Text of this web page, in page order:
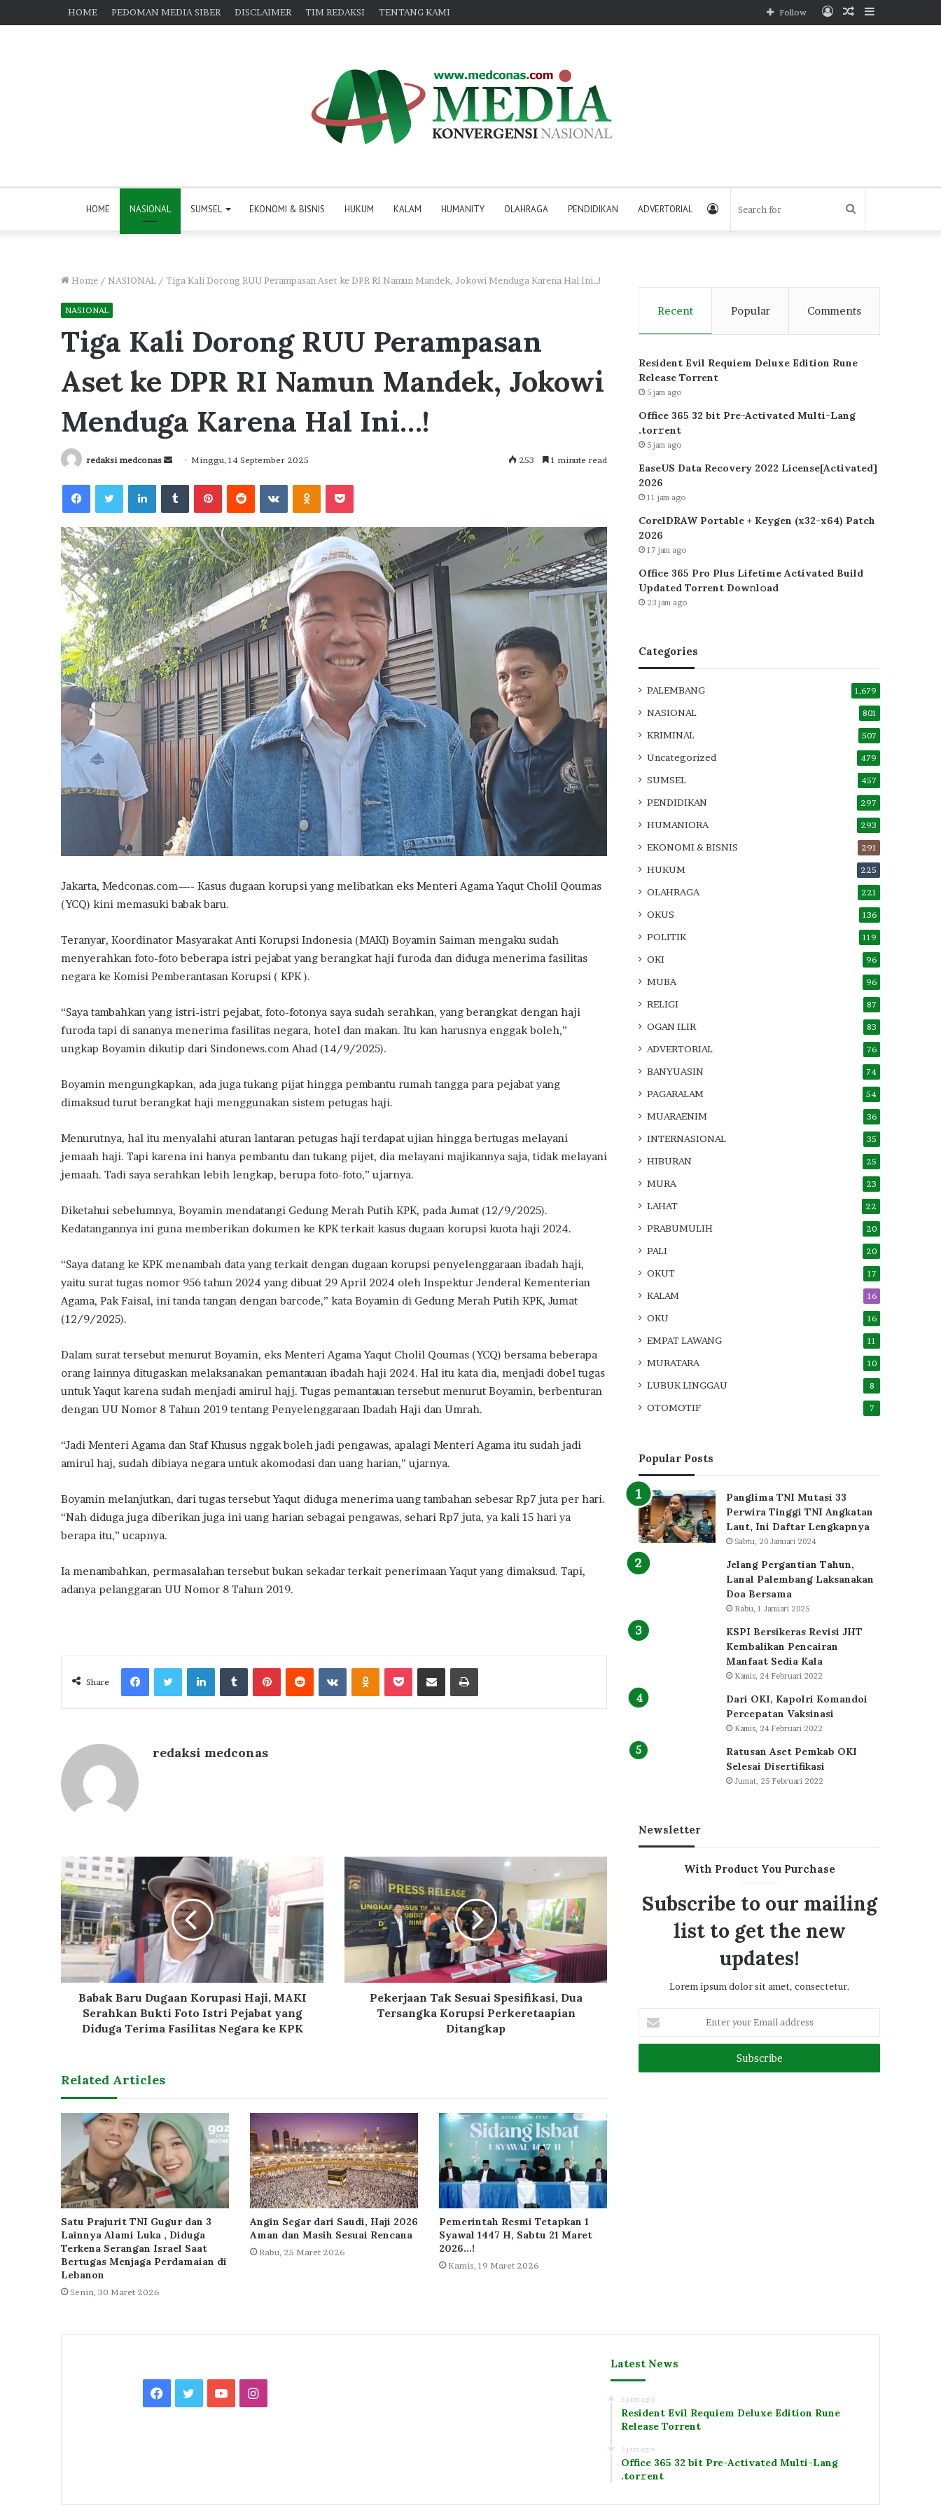
HOME PEDOMAN MEDIA SIBER DISCLAIMER TIM REDAKSI TENTANG KAMI Sidebar
Random
Log
Follow
HOME NASIONAL SUMSEL EKONOMI & BISNIS HUKUM KALAM HUMANITY OLAHRAGA PENDIDIKAN ADVERTORIAL Search
Log
Home / NASIONAL / Tiga Kali Dorong RUU Perampasan Aset ke DPR RI Namun Mandek, Jokowi Menduga Karena Hal Ini…!
NASIONAL
Tiga Kali Dorong RUU Perampasan
Aset ke DPR RI Namun Mandek, Jokowi
Menduga Karena Hal Ini…!
redaksi medconas
Send
email
Minggu, 14 September 2025 253 1 minute read
FacebookTwitterLinkedInTumblrPinterestReddit VKontakteOdnoklassniki
Pocket
Jakarta, Medconas.com—- Kasus dugaan korupsi yang melibatkan eks Menteri Agama Yaqut Cholil Qoumas
(YCQ) kini memasuki babak baru.
Teranyar, Koordinator Masyarakat Anti Korupsi Indonesia (MAKI) Boyamin Saiman mengaku sudah
menyerahkan foto-foto beberapa istri pejabat yang berangkat haji furoda dan diduga menerima fasilitas
negara ke Komisi Pemberantasan Korupsi ( KPK ).
“Saya tambahkan yang istri-istri pejabat, foto-fotonya saya sudah serahkan, yang berangkat dengan haji
furoda tapi di sananya menerima fasilitas negara, hotel dan makan. Itu kan harusnya enggak boleh,”
ungkap Boyamin dikutip dari Sindonews.com Ahad (14/9/2025).
Boyamin mengungkapkan, ada juga tukang pijat hingga pembantu rumah tangga para pejabat yang
dimaksud turut berangkat haji menggunakan sistem petugas haji.
Menurutnya, hal itu menyalahi aturan lantaran petugas haji terdapat ujian hingga bertugas melayani
jemaah haji. Tapi karena ini hanya pembantu dan tukang pijet, dia melayani majikannya saja, tidak melayani
jemaah. Tadi saya serahkan lebih lengkap, berupa foto-foto,” ujarnya.
Diketahui sebelumnya, Boyamin mendatangi Gedung Merah Putih KPK, pada Jumat (12/9/2025).
Kedatangannya ini guna memberikan dokumen ke KPK terkait kasus dugaan korupsi kuota haji 2024.
“Saya datang ke KPK menambah data yang terkait dengan dugaan korupsi penyelenggaraan ibadah haji,
yaitu surat tugas nomor 956 tahun 2024 yang dibuat 29 April 2024 oleh Inspektur Jenderal Kementerian
Agama, Pak Faisal, ini tanda tangan dengan barcode,” kata Boyamin di Gedung Merah Putih KPK, Jumat
(12/9/2025).
Dalam surat tersebut menurut Boyamin, eks Menteri Agama Yaqut Cholil Qoumas (YCQ) bersama beberapa
orang lainnya ditugaskan melaksanakan pemantauan ibadah haji 2024. Hal itu kata dia, menjadi dobel tugas
untuk Yaqut karena sudah menjadi amirul hajj. Tugas pemantauan tersebut menurut Boyamin, berbenturan
dengan UU Nomor 8 Tahun 2019 tentang Penyelenggaraan Ibadah Haji dan Umrah.
“Jadi Menteri Agama dan Staf Khusus nggak boleh jadi pengawas, apalagi Menteri Agama itu sudah jadi
amirul haj, sudah dibiaya negara untuk akomodasi dan uang harian,” ujarnya.
Boyamin melanjutkan, dari tugas tersebut Yaqut diduga menerima uang tambahan sebesar Rp7 juta per hari.
“Nah diduga juga diberikan juga ini uang harian sebagai pengawas, sehari Rp7 juta, ya kali 15 hari ya
berapa itu,” ucapnya.
Ia menambahkan, permasalahan tersebut bukan sekadar terkait penerimaan Yaqut yang dimaksud. Tapi,
adanya pelanggaran UU Nomor 8 Tahun 2019.
Share
FacebookTwitterLinkedInTumblrPinterestReddit VKontakteOdnoklassniki
Pocket Share via Email Print
redaksi medconas
Babak Baru Dugaan Korupasi Haji, MAKI
Serahkan Bukti Foto Istri Pejabat yang
Diduga Terima Fasilitas Negara ke KPK
Pekerjaan Tak Sesuai Spesifikasi, Dua
Tersangka Korupsi Perkeretaapian
Ditangkap
Related Articles
Satu Prajurit TNI Gugur dan 3
Lainnya Alami Luka , Diduga
Terkena Serangan Israel Saat
Bertugas Menjaga Perdamaian di
Lebanon
Senin, 30 Maret 2026
Angin Segar dari Saudi, Haji 2026
Aman dan Masih Sesuai Rencana
Rabu, 25 Maret 2026
Pemerintah Resmi Tetapkan 1
Syawal 1447 H, Sabtu 21 Maret
2026…!
Kamis, 19 Maret 2026
Recent Popular Comments
Resident Evil Requiem Deluxe Edition Rune
Release Torrent
5 jam ago
Office 365 32 bit Pre-Activated Multi-Lang
.tоr𝚛еnt
5 jam ago
EaseUS Data Recovery 2022 License[Activated]
2026
11 jam ago
CorelDRAW Portable + Keygen (x32-x64) Patch
2026
17 jam ago
Office 365 Pro Plus Lifetime Activated Build
Updated Torrent Dow𝚗l𝚘аd
23 jam ago
Categories
PALEMBANG 1,679
NASIONAL 801
KRIMINAL 507
Uncategorized 479
SUMSEL 457
PENDIDIKAN 297
HUMANIORA 293
EKONOMI & BISNIS 291
HUKUM 225
OLAHRAGA 221
OKUS 136
POLITIK 119
OKI 96
MUBA 96
RELIGI 87
OGAN ILIR 83
ADVERTORIAL 76
BANYUASIN 74
PAGARALAM 54
MUARAENIM 36
INTERNASIONAL 35
HIBURAN 25
MURA 23
LAHAT 22
PRABUMULIH 20
PALI 20
OKUT 17
KALAM 16
OKU 16
EMPAT LAWANG 11
MURATARA 10
LUBUK LINGGAU 8
OTOMOTIF 7
Popular Posts
Panglima TNI Mutasi 33
Perwira Tinggi TNI Angkatan
Laut, Ini Daftar Lengkapnya
Sabtu, 20 Januari 2024
Jelang Pergantian Tahun,
Lanal Palembang Laksanakan
Doa Bersama
Rabu, 1 Januari 2025
KSPI Bersikeras Revisi JHT
Kembalikan Pencairan
Manfaat Sedia Kala
Kamis, 24 Februari 2022
Dari OKI, Kapolri Komandoi
Percepatan Vaksinasi
Kamis, 24 Februari 2022
Ratusan Aset Pemkab OKI
Selesai Disertifikasi
Jumat, 25 Februari 2022
Newsletter
With Product You Purchase
Subscribe to our mailing
list to get the new
updates!
Lorem ipsum dolor sit amet, consectetur.
your
Email
Facebook
TwitterYouTubeInstagram
Latest News
5 jam ago
Resident Evil Requiem Deluxe Edition Rune
Release Torrent
5 jam ago
Office 365 32 bit Pre-Activated Multi-Lang
.tоr𝚛еnt